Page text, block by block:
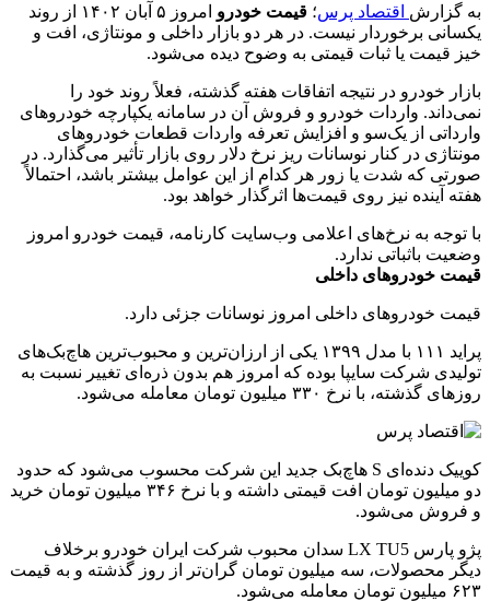
به گزارش اقتصاد پرس؛ قیمت خودرو
امروز ۵ آبان ۱۴۰۲ از روند
یکسانی برخوردار نیست. در هر دو بازار داخلی و مونتاژی، افت و
خیز قیمت یا ثبات قیمتی به وضوح دیده می‌شود.
بازار خودرو در نتیجه اتفاقات هفته گذشته، فعلاً روند خود را
نمی‌داند. واردات خودرو و فروش آن در سامانه یکپارچه خودروهای
وارداتی از یک‌‌سو و افزایش تعرفه واردات قطعات خودروهای
مونتاژی در کنار نوسانات ریز نرخ دلار روی بازار تأثیر می‌گذارد. در
صورتی که شدت یا زور هر کدام از این عوامل بیشتر باشد، احتمالاً
هفته آینده نیز روی قیمت‌ها اثرگذار خواهد بود.
با توجه به نرخ‌های اعلامی وب‌سایت کارنامه، قیمت خودرو امروز
وضعیت باثباتی ندارد.
قیمت خودروهای داخلی
قیمت خودروهای داخلی امروز نوسانات جزئی دارد.
پراید ۱۱۱ با مدل ۱۳۹۹ یکی از ارزان‌ترین و محبوب‌ترین هاچ‌بک‌های
تولیدی شرکت سایپا بوده که امروز هم بدون ذره‌ای تغییر نسبت به
روزهای گذشته، با نرخ ۳۳۰ میلیون تومان معامله می‌شود.
کوییک دنده‌ای S هاچ‌بک جدید این شرکت محسوب می‌شود که حدود
دو میلیون تومان افت قیمتی داشته و با نرخ ۳۴۶ میلیون تومان خرید
و فروش می‌شود.
پژو پارس LX TU5 سدان محبوب شرکت ایران خودرو برخلاف
دیگر محصولات، سه میلیون تومان گران‌تر از روز گذشته و به قیمت
۶۲۳ میلیون تومان معامله می‌شود.